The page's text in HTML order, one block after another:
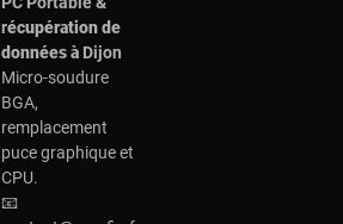
récupération de
données àDijon
Micro-soudure
BGA,
remplacement
puce graphique et
CPU.
📧